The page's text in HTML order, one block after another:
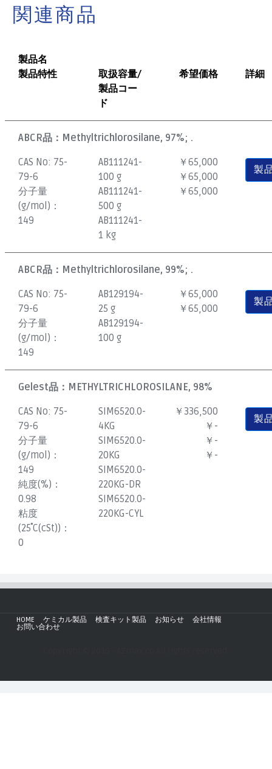
関連商品
製品名
製品特性
取扱容量/
製品コー
ド
希望価格 詳細
ABCR品： Methyltrichlorosilane, 97%; .
CAS No: 75-
79-6
分子量
(g/mol)：
149
AB111241-
100 g
AB111241-
500 g
AB111241-
1 kg
￥65,000
￥65,000
￥65,000
製
ABCR品： Methyltrichlorosilane, 99%; .
CAS No: 75-
79-6
分子量
(g/mol)：
149
AB129194-
25 g
AB129194-
100 g
￥65,000
￥65,000
製
Gelest品： METHYLTRICHLOROSILANE, 98%
CAS No: 75-
79-6
分子量
(g/mol)：
149
純度(%)：
0.98
粘度
(25˚C(cSt))：
0
SIM6520.0-
4KG
SIM6520.0-
20KG
SIM6520.0-
220KG-DR
SIM6520.0-
220KG-CYL
￥336,500
￥-
￥-
￥-
製
HOME ケミカル製品 検査キット製品 お知らせ
会社情報
お問い合わせ